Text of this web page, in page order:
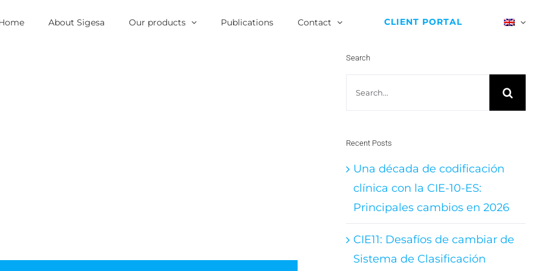
About Sigesa Our products Publications Contact CLIENT PORTAL
Search
Recent Posts
Una década de codificación
clínica con la CIE-10-ES:
Principales cambios en 2026
CIE11: Desafíos de cambiar de
Sistema de Clasificación